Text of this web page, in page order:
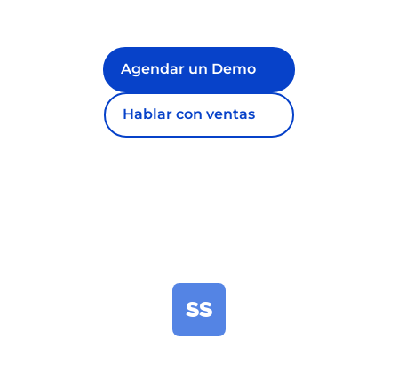
Agendar un Demo
Hablar con ventas
SS